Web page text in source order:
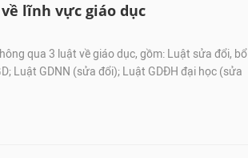
lĩnh vực giáo dục
qua 3 luật về giáo dục, gồm: Luật sửa đổi, bổ
Luật GDNN (sửa đổi); Luật GDĐH đại học (sửa